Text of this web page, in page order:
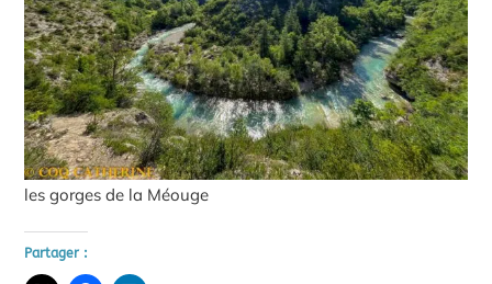
les gorges de la Méouge
Partager :